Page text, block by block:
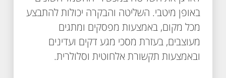
באופן מיטבי. השליטה והבקרה יכולות להתבצע
מכל מקום, באמצעות מפסקים ומתגים
מעוצבים, בעזרת מסכי מגע דקים ועדינים
ובאמצעות תקשורת אלחוטית וסלולרית.